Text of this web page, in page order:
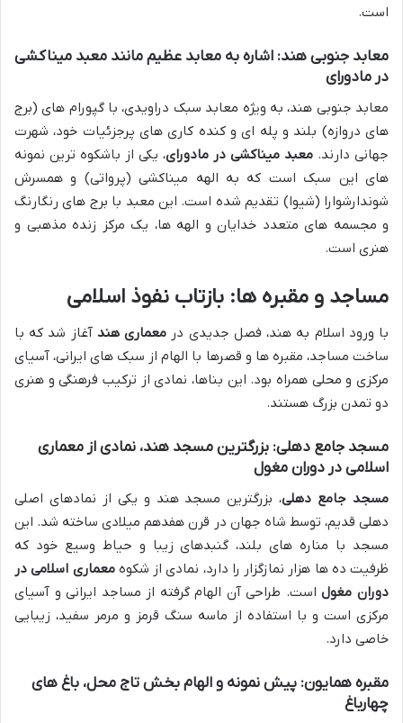
است.
معابد جنوبی هند: اشاره به معابد عظیم مانند معبد میناکشی
در مادورای
معابد جنوبی هند، به ویژه معابد سبک دراویدی، با گپورام های (برج
های دروازه) بلند و پله ای و کنده کاری های پرجزئیات خود، شهرت
جهانی دارند. معبد میناکشی در مادورای، یکی از باشکوه ترین نمونه
های این سبک است که به الهه میناکشی (پرواتی) و همسرش
شوندارشوارا (شیوا) تقدیم شده است. این معبد با برج های رنگارنگ
و مجسمه های متعدد خدایان و الهه ها، یک مرکز زنده مذهبی و
هنری است.
مساجد و مقبره ها: بازتاب نفوذ اسلامی
با ورود اسلام به هند، فصل جدیدی در معماری هند آغاز شد که با
ساخت مساجد، مقبره ها و قصرها با الهام از سبک های ایرانی، آسیای
مرکزی و محلی همراه بود. این بناها، نمادی از ترکیب فرهنگی و هنری
دو تمدن بزرگ هستند.
مسجد جامع دهلی: بزرگترین مسجد هند، نمادی از معماری
اسلامی در دوران مغول
مسجد جامع دهلی، بزرگترین مسجد هند و یکی از نمادهای اصلی
دهلی قدیم، توسط شاه جهان در قرن هفدهم میلادی ساخته شد. این
مسجد با مناره های بلند، گنبدهای زیبا و حیاط وسیع خود که
ظرفیت ده ها هزار نمازگزار را دارد، نمادی از شکوهمعماری اسلامی در
دوران مغولاست. طراحی آن الهام گرفته از مساجد ایرانی و آسیای
مرکزی است و با استفاده از ماسه سنگ قرمز و مرمر سفید، زیبایی
خاصی دارد.
مقبره همایون: پیش نمونه و الهام بخش تاج محل، باغ های
چهارباغ